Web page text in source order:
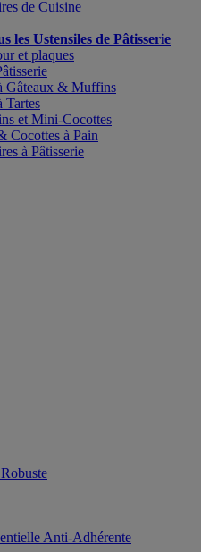
de Cuisine
les Ustensiles de Pâtisserie
et plaques
Gâteaux & Muffins
Tartes
et Mini-Cocottes
Cocottes à Pain
à Pâtisserie
Anti-Adhérente